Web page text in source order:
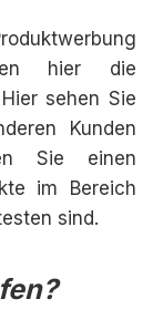
hier die
sehen Sie
Kunden
Sie einen
im Bereich
sind.